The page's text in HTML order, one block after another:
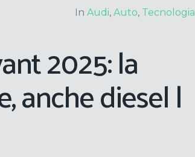
In Audi, Auto, Tecnologia
2025: la
anche diesel |